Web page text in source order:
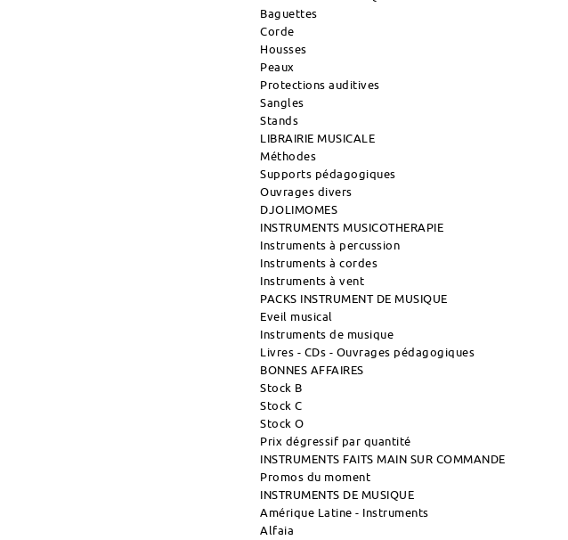
Baguettes
Corde
Housses
Peaux
Protections auditives
Sangles
Stands
LIBRAIRIE MUSICALE
Méthodes
Supports pédagogiques
Ouvrages divers
DJOLIMOMES
INSTRUMENTS MUSICOTHERAPIE
Instruments à percussion
Instruments à cordes
Instruments à vent
PACKS INSTRUMENT DE MUSIQUE
Eveil musical
Instruments de musique
Livres - CDs - Ouvrages pédagogiques
BONNES AFFAIRES
Stock B
Stock C
Stock O
Prix dégressif par quantité
INSTRUMENTS FAITS MAIN SUR COMMANDE
Promos du moment
INSTRUMENTS DE MUSIQUE
Amérique Latine - Instruments
Alfaia